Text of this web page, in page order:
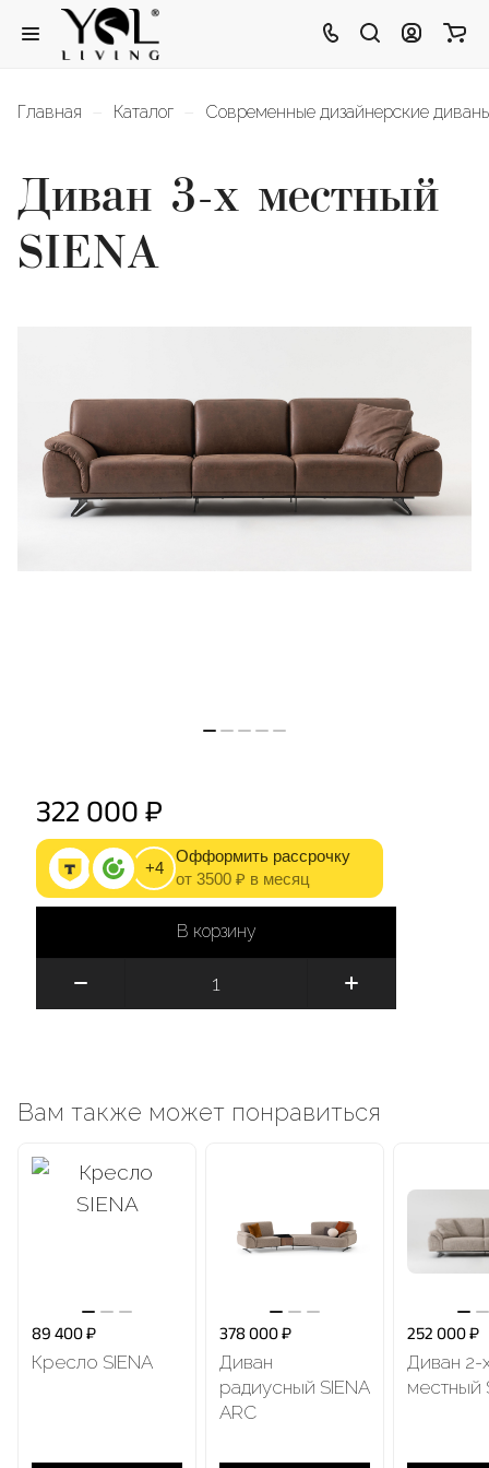
Главная Каталог Современные дизайнерские
Диван 3-х местный
SIENA
322 000 ₽
+4
Офформить рассрочку
от 3500 ₽ в месяц
В корзину
Вам также может понравиться
89 400 ₽
Кресло SIENA
378 000 ₽
Диван
радиусный SIENA
ARC
252 000 ₽
Диван 2-
местный